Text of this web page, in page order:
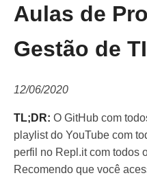
Aulas de
Gestão de
12/06/2020
TL;DR: O GitHub com
playlist do YouTube com
perfil no Repl.it com todos
Recomendo que você